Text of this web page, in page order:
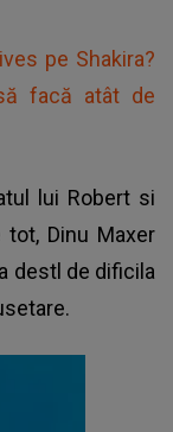
pe Shakira?
facă atât de
lui Robert si
Dinu Maxer
destl de dificila